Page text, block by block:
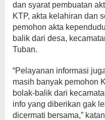
dan syarat pembuatan
KTP, akta kelahiran dan
pemohon akta
balik dari desa,
Tuban.
“Pelayanan informasi
masih banyak pemohon
bolak-balik dari
info yang diberikan gak
dicermati bersama,”